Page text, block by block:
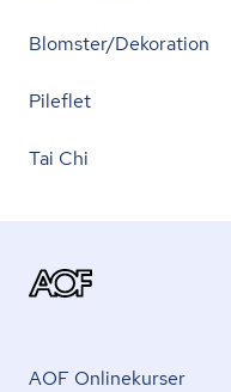
Blomster/Dekoration
Pileflet
Tai Chi
AOF Onlinekurser